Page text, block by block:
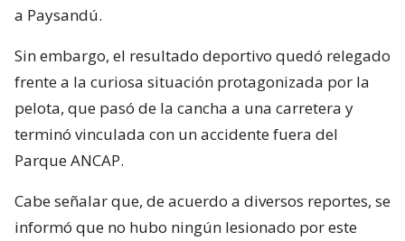
a Paysandú.
Sin embargo, el resultado deportivo quedó relegado
frente a la curiosa situación protagonizada por la
pelota, que pasó de la cancha a una carretera y
terminó vinculada con un accidente fuera del
Parque ANCAP.
Cabe señalar que, de acuerdo a diversos reportes, se
informó que no hubo ningún lesionado por este